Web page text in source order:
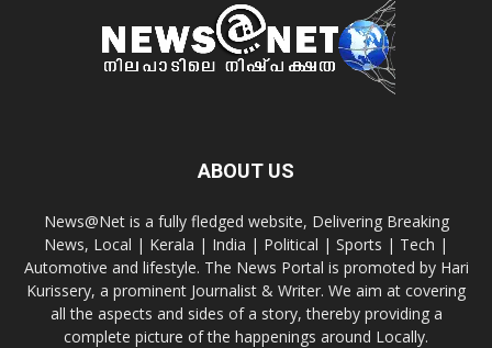
ABOUT US
News@Net is a fully fledged website, Delivering Breaking
News, Local | Kerala | India | Political | Sports | Tech |
Automotive and lifestyle. The News Portal is promoted by Hari
Kurissery, a prominent Journalist & Writer. We aim at covering
all the aspects and sides of a story, thereby providing a
complete picture of the happenings around Locally.